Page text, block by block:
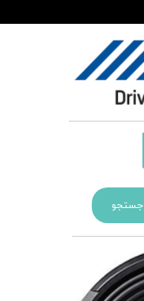
جستجو